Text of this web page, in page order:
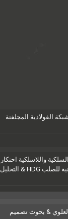
الفولاذية المجلفنة
واللاسلكية احتكار
| 25م المواصفات الفنية للصلب HDG & التحليل
& بحوث تصميم